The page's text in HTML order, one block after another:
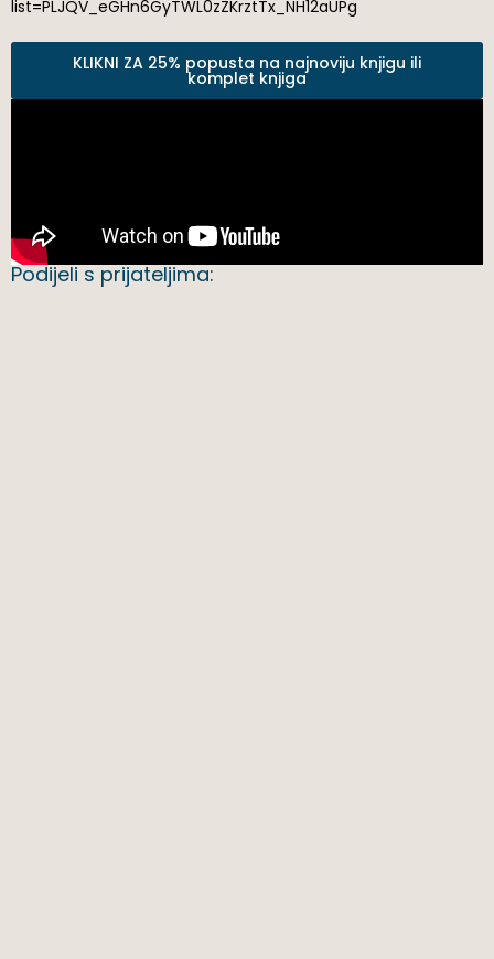
list=PLJQV_eGHn6GyTWL0zZKrztTx_NH12aUPg
KLIKNI ZA 25% popusta na najnoviju knjigu ili
komplet knjiga
Podijeli s prijateljima: